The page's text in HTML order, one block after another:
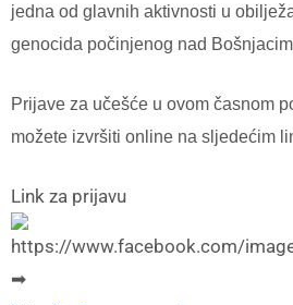
jedna od glavnih aktivnosti u
genocida počinjenog nad
Prijave za učešće u ovom časnom
možete izvršiti online na sljedećim
Link za prijavu
➡